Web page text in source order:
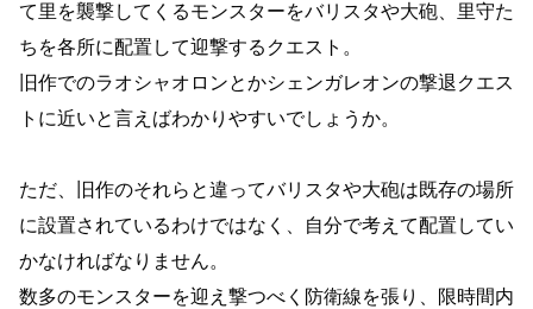
て里を襲撃してくるモンスターをバリスタや大砲、里守た
ちを各所に配置して迎撃するクエスト。
旧作でのラオシャオロンとかシェンガレオンの撃退クエス
トに近いと言えばわかりやすいでしょうか。
ただ、旧作のそれらと違ってバリスタや大砲は既存の場所
に設置されているわけではなく、自分で考えて配置してい
かなければなりません。
数多のモンスターを迎え撃つべく防衛線を張り、限時間内